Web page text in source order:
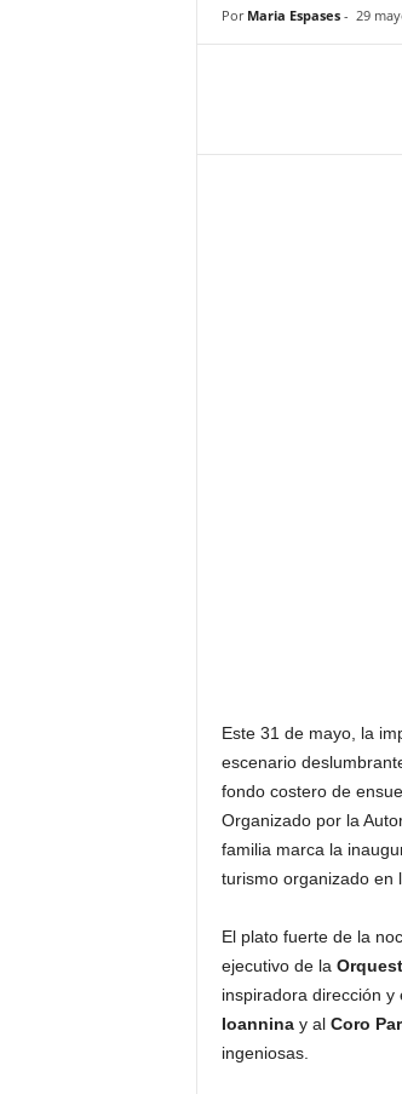
Por Maria Espases- 29
Este 31 de mayo, la
escenario
fondo costero de
Organizado por la
familia marca la
turismo organizado en
El plato fuerte de la
ejecutivo de la
inspiradora dirección
Ioanninay al Coro
ingeniosas.